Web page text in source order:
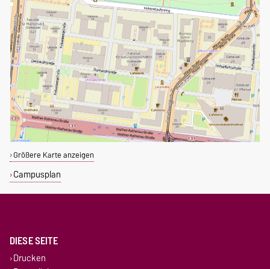
Größere Karte anzeigen
Campusplan
DIESE SEITE
Drucken